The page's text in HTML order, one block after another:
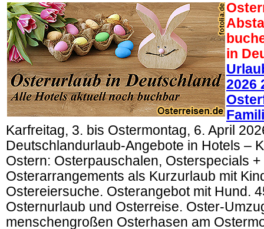
in
2026
Karfreitag, 3. bis Ostermontag, 6. April
Deutschlandurlaub-Angebote in Hotels –
Ostern: Osterpauschalen, Osterspecials +
Osterarrangements als Kurzurlaub mit
Ostereiersuche. Osterangebot mit Hund.
Osternurlaub und Osterreise. Oster-
menschengroßen Osterhasen am